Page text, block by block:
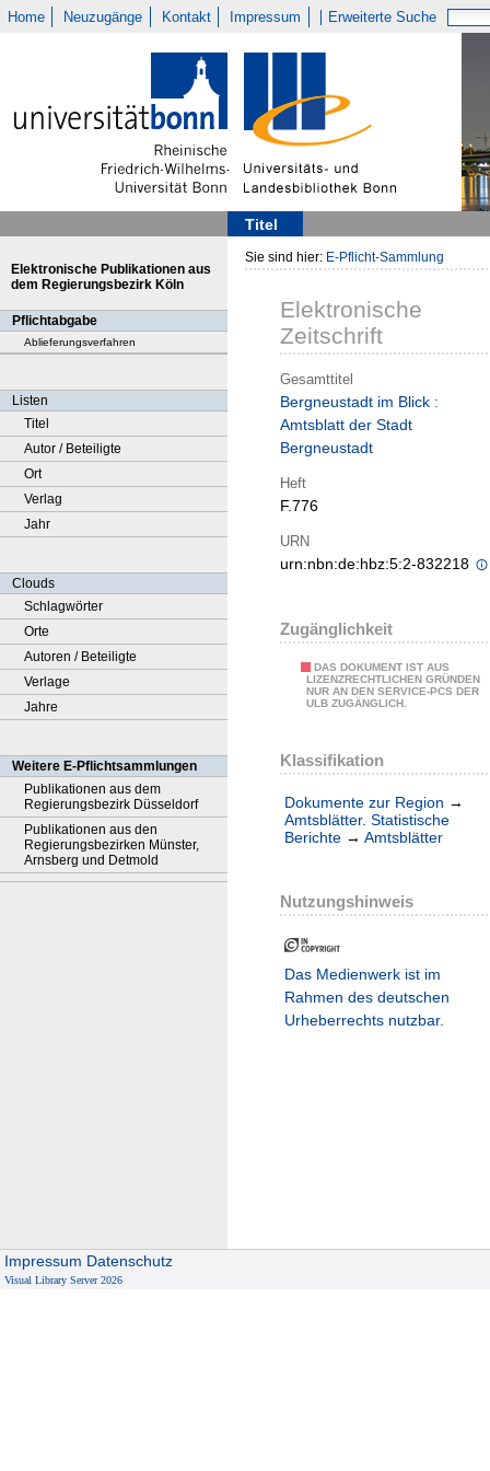
Home Neuzugänge Kontakt Impressum Erweiterte Suche
Titel
Elektronische Publikationen aus
dem Regierungsbezirk Köln
Pflichtabgabe
Ablieferungsverfahren
Listen
Titel
Autor / Beteiligte
Ort
Verlag
Jahr
Clouds
Schlagwörter
Orte
Autoren / Beteiligte
Verlage
Jahre
Weitere E-Pflichtsammlungen
Publikationen aus dem
Regierungsbezirk Düsseldorf
Publikationen aus den
Regierungsbezirken Münster,
Arnsberg und Detmold
Sie sind hier: E-Pflicht-Sammlung
Elektronische
Zeitschrift
Gesamttitel
Bergneustadt im Blick :
Amtsblatt der Stadt
Bergneustadt
Heft
F.776
URN
urn:nbn:de:hbz:5:2-832218
Zugänglichkeit
DAS DOKUMENT IST AUS
LIZENZRECHTLICHEN GRÜNDEN
NUR AN DEN SERVICE-PCS DER
ULB ZUGÄNGLICH.
Klassifikation
Dokumente zur Region →
Amtsblätter. Statistische
Berichte → Amtsblätter
Nutzungshinweis
Das Medienwerk ist im
Rahmen des deutschen
Urheberrechts nutzbar.
Impressum Datenschutz
Visual Library Server 2026